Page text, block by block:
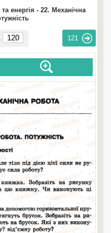
енергія - 22. Механічна
121